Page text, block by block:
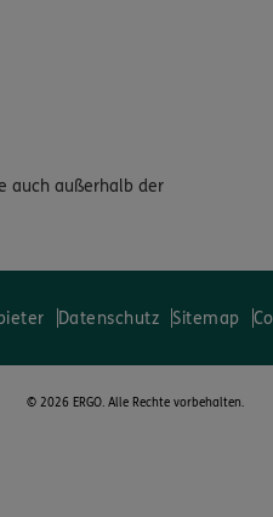
auch außerhalb der
Datenschutz Sitemap
© 2026 ERGO. Alle Rechte vorbehalten.